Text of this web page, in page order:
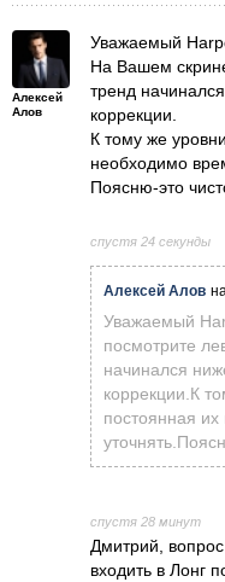
Алексей
Алов
Уважаемый
На Вашем
тренд
коррекции.
К тому же
необходимо
Поясню-это
спустя 24 секунды
Алексей Алов
Уважаемый
посмотрите
начинался
коррекции.К
постоянная
спустя 28 минут
Дмитрий,
входить в Лонг